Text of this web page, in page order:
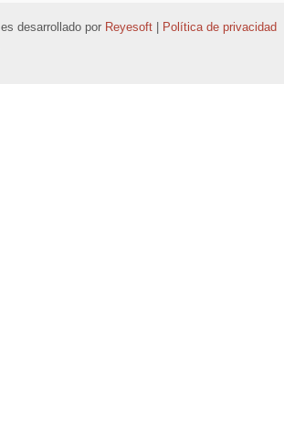
es desarrollado por Reyesoft
Política de privacidad